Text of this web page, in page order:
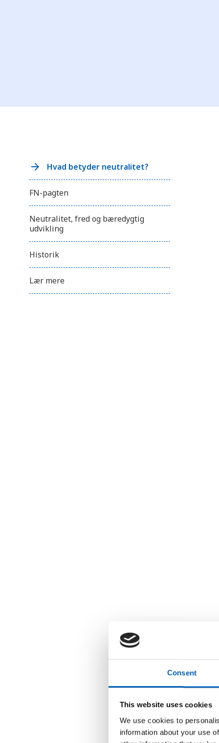
Consent
This website uses cookies
We use cookies to
information about your use
Hvad betyder neutralitet?
FN-pagten
Neutralitet, fred og bæredygtig
udvikling
Historik
Lær mere